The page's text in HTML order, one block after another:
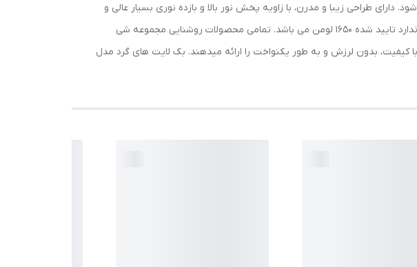
در بازار محصولات روشنایی ارائه می شود. دارای طراحی زیبا و مدرن، با زاویه پخش نور بالا و بازده نوری بسیار عالی و
طول عمر بالا هستند و از لحاظ قیمتی و مصرفی کاملا به صرفه هستند. قدرت نوری که توسط سازمان استاندارد تایید شده 1650 لومن می باشد. تمامی محصولات روشنایی مجموعه شی
بدون لرزش و به طور یکنواخت را ارائه میدهند. بک لایت های گرد مدل